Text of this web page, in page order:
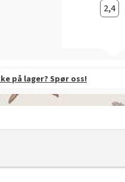
på lager? Spør oss!